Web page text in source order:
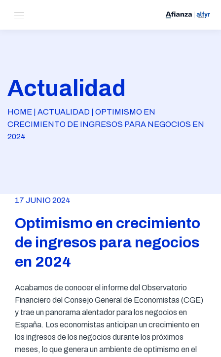
Actualidad
HOME | ACTUALIDAD | OPTIMISMO EN
CRECIMIENTO DE INGRESOS PARA NEGOCIOS EN
2024
17 JUNIO 2024
Optimismo en crecimiento
de ingresos para negocios
en 2024
Acabamos de conocer el informe del Observatorio
Financiero del Consejo General de Economistas (CGE)
y trae un panorama alentador para los negocios en
España. Los economistas anticipan un crecimiento en
los ingresos de los negocios durante los próximos
meses, lo que genera un ambiente de optimismo en el